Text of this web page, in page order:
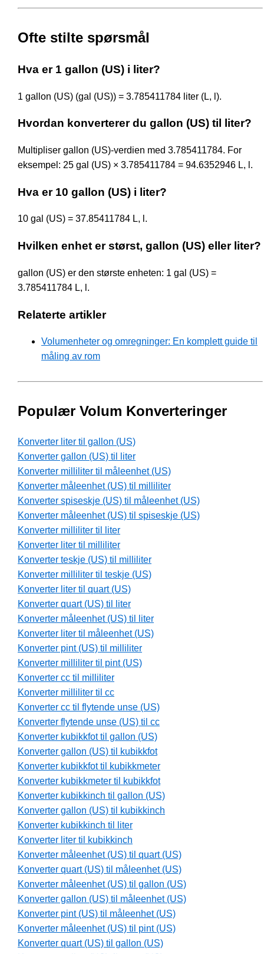
Ofte stilte spørsmål
Hva er 1 gallon (US) i liter?
1 gallon (US) (gal (US)) = 3.785411784 liter (L, l).
Hvordan konverterer du gallon (US) til liter?
Multipliser gallon (US)-verdien med 3.785411784. For
eksempel: 25 gal (US) × 3.785411784 = 94.6352946 L, l.
Hva er 10 gallon (US) i liter?
10 gal (US) = 37.85411784 L, l.
Hvilken enhet er størst, gallon (US) eller liter?
gallon (US) er den største enheten: 1 gal (US) =
3.785411784 L, l.
Relaterte artikler
Volumenheter og omregninger: En komplett guide til
måling av rom
Populær Volum Konverteringer
Konverter liter til gallon (US)
Konverter gallon (US) til liter
Konverter milliliter til måleenhet (US)
Konverter måleenhet (US) til milliliter
Konverter spiseskje (US) til måleenhet (US)
Konverter måleenhet (US) til spiseskje (US)
Konverter milliliter til liter
Konverter liter til milliliter
Konverter teskje (US) til milliliter
Konverter milliliter til teskje (US)
Konverter liter til quart (US)
Konverter quart (US) til liter
Konverter måleenhet (US) til liter
Konverter liter til måleenhet (US)
Konverter pint (US) til milliliter
Konverter milliliter til pint (US)
Konverter cc til milliliter
Konverter milliliter til cc
Konverter cc til flytende unse (US)
Konverter flytende unse (US) til cc
Konverter kubikkfot til gallon (US)
Konverter gallon (US) til kubikkfot
Konverter kubikkfot til kubikkmeter
Konverter kubikkmeter til kubikkfot
Konverter kubikkinch til gallon (US)
Konverter gallon (US) til kubikkinch
Konverter kubikkinch til liter
Konverter liter til kubikkinch
Konverter måleenhet (US) til quart (US)
Konverter quart (US) til måleenhet (US)
Konverter måleenhet (US) til gallon (US)
Konverter gallon (US) til måleenhet (US)
Konverter pint (US) til måleenhet (US)
Konverter måleenhet (US) til pint (US)
Konverter quart (US) til gallon (US)